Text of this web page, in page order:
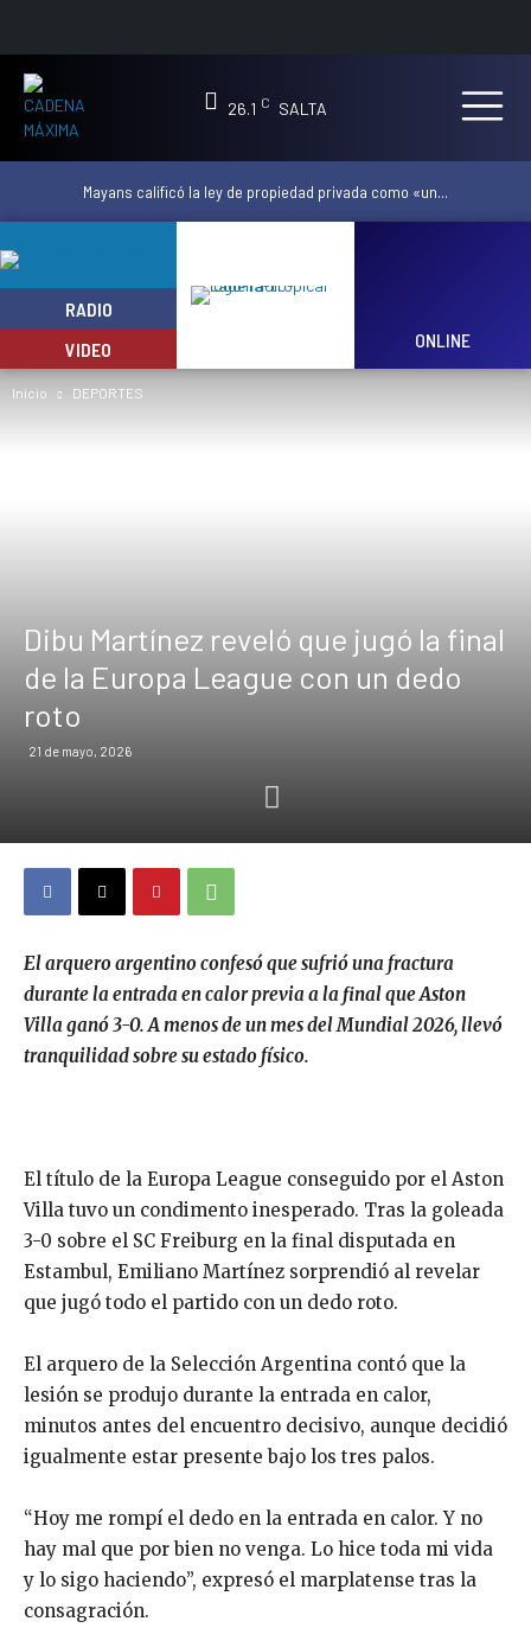
26.1 C SALTA
Mayans calificó la ley de propiedad privada como «un...
RADIO
VIDEO
ONLINE
Inicio DEPORTES
Dibu Martínez reveló que jugó la final
de la Europa League con un dedo
roto
21 de mayo, 2026
El arquero argentino confesó que sufrió una fractura
durante la entrada en calor previa a la final que Aston
Villa ganó 3-0. A menos de un mes del Mundial 2026, llevó
tranquilidad sobre su estado físico.
El título de la Europa League conseguido por el Aston
Villa tuvo un condimento inesperado. Tras la goleada
3-0 sobre el SC Freiburg en la final disputada en
Estambul, Emiliano Martínez sorprendió al revelar
que jugó todo el partido con un dedo roto.
El arquero de la Selección Argentina contó que la
lesión se produjo durante la entrada en calor,
minutos antes del encuentro decisivo, aunque decidió
igualmente estar presente bajo los tres palos.
“Hoy me rompí el dedo en la entrada en calor. Y no
hay mal que por bien no venga. Lo hice toda mi vida
y lo sigo haciendo”, expresó el marplatense tras la
consagración.